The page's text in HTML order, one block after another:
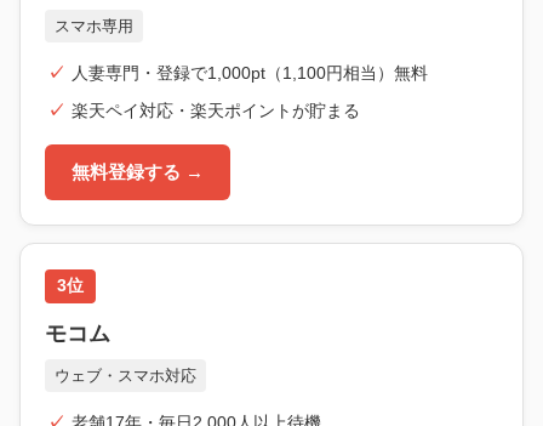
スマホ専用
人妻専門・登録で1,000pt（1,100円相当）無料
楽天ペイ対応・楽天ポイントが貯まる
無料登録する →
3位
モコム
ウェブ・スマホ対応
老舗17年・毎日2,000人以上待機